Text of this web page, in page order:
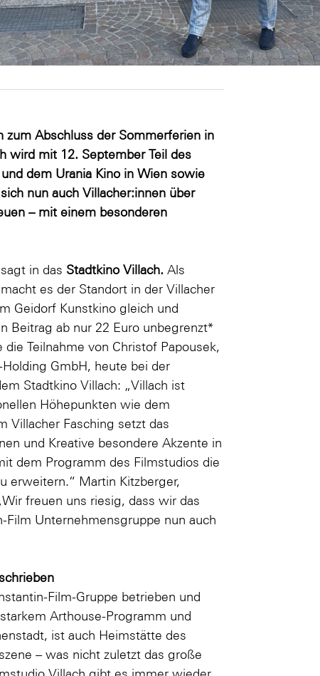
Abschluss der Sommerferien in
wird mit 12. September Teil des
dem Urania Kino in Wien sowie
nun auch Villacher:innen über
– mit einem besonderen
in das Stadtkino Villach. Als
es der Standort in der Villacher
Geidorf Kunstkino gleich und
Beitrag ab nur 22 Euro unbegrenzt*
Teilnahme von Christof Papousek,
GmbH, heute bei der
Stadtkino Villach: „Villach ist
Höhepunkten wie dem
Villacher Fasching setzt das
und Kreative besondere Akzente in
dem Programm des Filmstudios die
erweitern.“ Martin Kitzberger,
freuen uns riesig, dass wir das
Film Unternehmensgruppe nun auch
Film-Gruppe betrieben und
Arthouse-Programm und
ist auch Heimstätte des
– was nicht zuletzt das große